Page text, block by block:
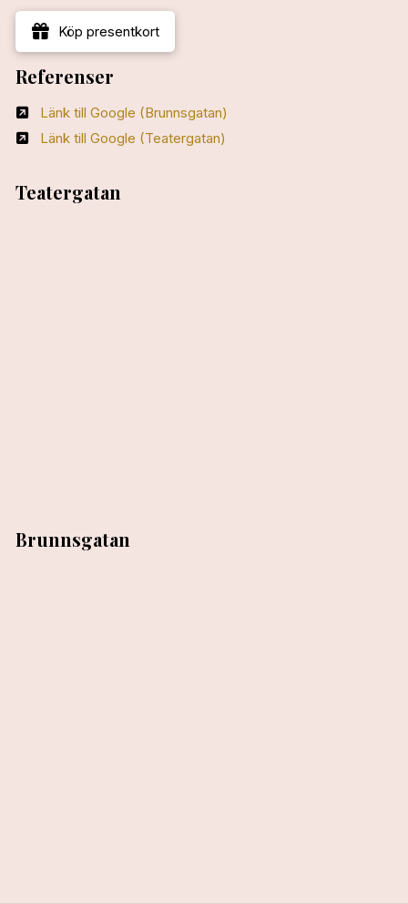
Köp presentkort
Referenser
Länk till Google (Brunnsgatan)
Länk till Google (Teatergatan)
Teatergatan
Brunnsgatan